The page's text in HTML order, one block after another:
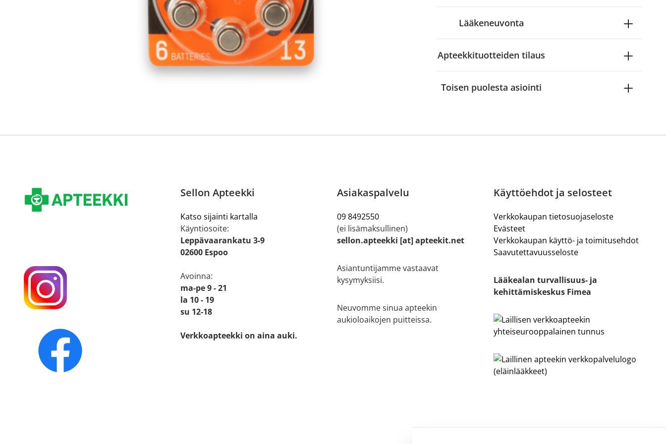
-palvelusta. Tilausta varten sinun pitää ensin
tunnistautua. Apteekki käsittelee tilauksesi, jonka jälkeen voit maksaa ostoksesi.
Lääkeneuvonta
Apteekkituotteiden tilaus
Toisen puolesta asiointi
Sellon Apteekki
Katso sijainti kartalla
Käyntiosoite:
Leppävaarankatu 3-9
02600 Espoo
Avoinna:
ma-pe 9 - 21
la 10 - 19
su 12-18
Verkkoapteekki on aina auki.
Asiakaspalvelu
09 8492550
(ei lisämaksullinen)
sellon.apteekki [at] apteekit.net
Asiantuntijamme vastaavat
kysymyksiisi.
Neuvomme sinua apteekin
aukioloaikojen puitteissa.
Käyttöehdot ja selosteet
Verkkokaupan tietosuojaseloste
Evästeet
Verkkokaupan käyttö- ja toimitusehdot
Saavutettavuusseloste
Lääkealan turvallisuus- ja
kehittämiskeskus Fimea